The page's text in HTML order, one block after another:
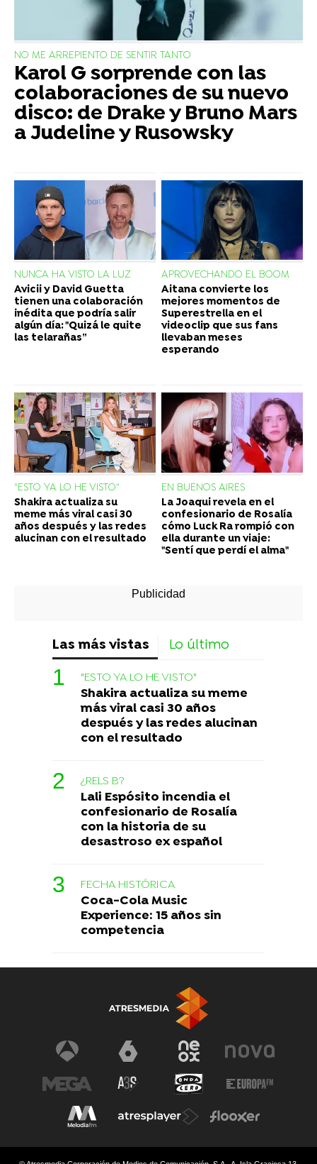
NO ME ARREPIENTO DE SENTIR TANTO
Karol G sorprende con las
colaboraciones de su nuevo
disco: de Drake y Bruno Mars
a Judeline y Rusowsky
NUNCA HA VISTO LA LUZ
Avicii y David Guetta
tienen una colaboración
inédita que podría salir
algún día: "Quizá le quite
las telarañas”
APROVECHANDO EL BOOM
Aitana convierte los
mejores momentos de
Superestrella en el
videoclip que sus fans
llevaban meses
esperando
"ESTO YA LO HE VISTO"
Shakira actualiza su
meme más viral casi 30
años después y las redes
alucinan con el resultado
EN BUENOS AIRES
La Joaqui revela en el
confesionario de Rosalía
cómo Luck Ra rompió con
ella durante un viaje:
"Sentí que perdí el alma"
Las más vistas Lo último
"ESTO YA LO HE VISTO"
Shakira actualiza su meme
más viral casi 30 años
después y las redes alucinan
con el resultado
¿RELS B?
Lali Espósito incendia el
confesionario de Rosalía
con la historia de su
desastroso ex español
FECHA HISTÓRICA
Coca-Cola Music
Experience: 15 años sin
competencia